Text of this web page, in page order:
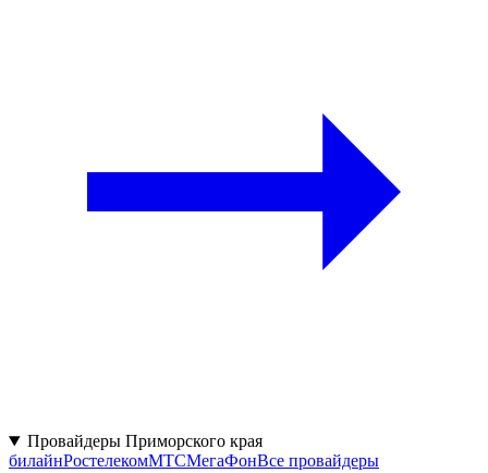
Провайдеры Приморского края
билайнРостелекомМТСМегаФонВсе провайдеры